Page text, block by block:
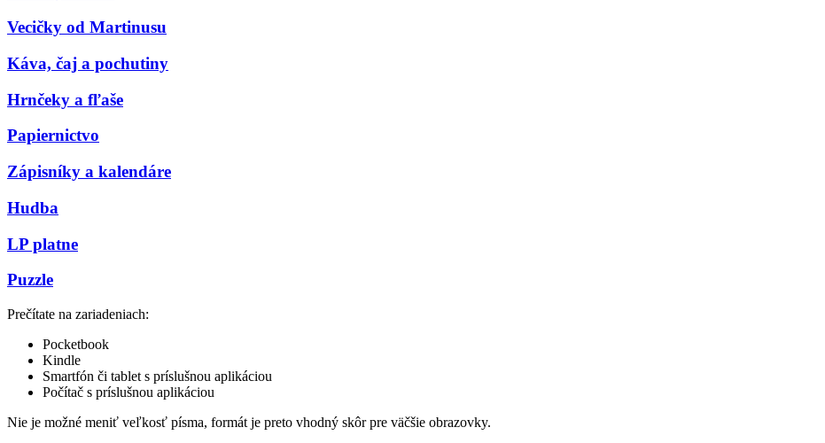
Vecičky od Martinusu
Káva, čaj a pochutiny
Hrnčeky a fľaše
Papiernictvo
Zápisníky a kalendáre
Hudba
LP platne
Puzzle
Prečítate na zariadeniach:
Pocketbook
Kindle
Smartfón či tablet s príslušnou aplikáciou
Počítač s príslušnou aplikáciou
Nie je možné meniť veľkosť písma, formát je preto vhodný skôr pre väčšie obrazovky.